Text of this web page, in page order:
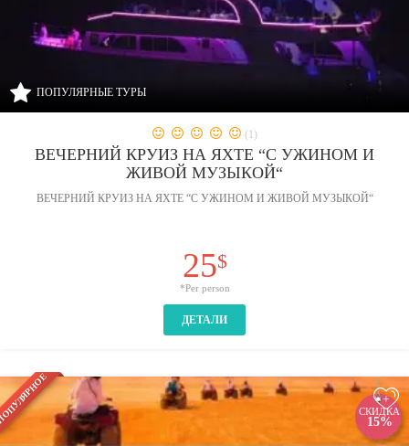
ПОПУЛЯРНЫЕ ТУРЫ
(1)
ВЕЧЕРНИЙ КРУИЗ НА ЯХТЕ “С УЖИНОМ И
ЖИВОЙ МУЗЫКОЙ“
ВЕЧЕРНИЙ КРУИЗ НА ЯХТЕ “С УЖИНОМ И ЖИВОЙ МУЗЫКОЙ“
25$
*Per person
ДЕТАЛИ
+
СКИДКА
15%